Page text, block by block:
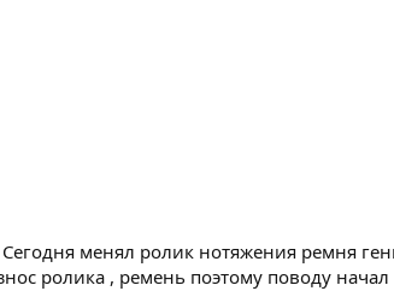
менял ролик нотяжения ремня
ролика , ремень поэтому поводу